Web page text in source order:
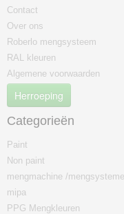
Contact
Over ons
Roberlo mengsysteem
RAL kleuren
Algemene voorwaarden
Herroeping
Categorieën
Paint
Non paint
mengmachine /
mipa
PPG Mengkleuren